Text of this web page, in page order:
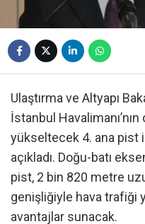
Ulaştırma ve Altyapı
İstanbul
yükseltecek 4. ana pist
açıkladı. Doğu-batı
pist, 2 bin 820 metre
genişliğiyle hava trafiği
avantajlar sunacak.